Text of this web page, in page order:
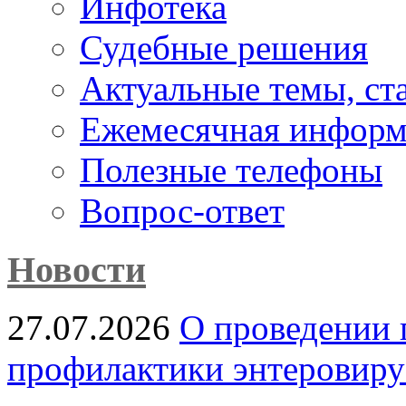
Судебные решения
Актуальные темы,
Ежемесячная
Полезные телефоны
Вопрос-ответ
Новости
27.07.2026 О проведении
профилактики